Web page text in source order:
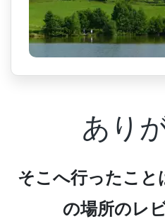
あり
そこへ行ったこと
の場所のレ